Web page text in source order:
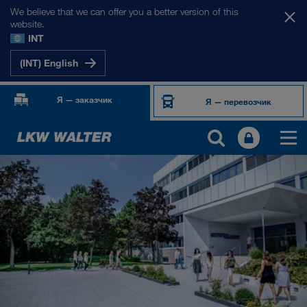
We believe that we can offer you a better version of this
website.
INT
(INT) English
Я — заказчик Я — перевозчик
О НАС
Информация о компании
Менеджмент SHEQ
Социальная ответственность